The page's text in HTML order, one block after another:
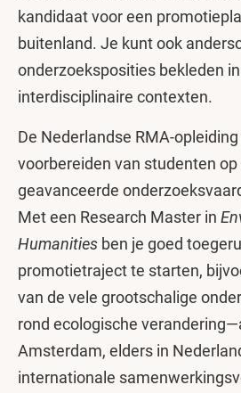
kandidaat voor een
buitenland. Je kunt ook
onderzoeksposities bekleden
interdisciplinaire contexten.
De Nederlandse RMA-
voorbereiden van studenten
geavanceerde
Met een Research Master in
Humanities ben je goed
promotietraject te starten,
van de vele grootschalige
rond ecologische
Amsterdam, elders in
internationale